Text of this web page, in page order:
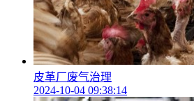
皮革厂废气治理
2024-10-04 09:38:14